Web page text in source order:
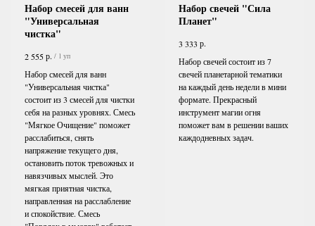
Набор смесей для ванн
"Универсальная
чистка"
2 555р. / 1 уп
Набор смесей для ванн
"Универсальная чистка"
состоит из 3 смесей для чистки
себя на разных уровнях. Смесь
"Мягкое Очищение" поможет
расслабиться, снять
напряжение текущего дня,
остановить поток тревожных и
навязчивых мыслей. Это
мягкая приятная чистка,
направленная на расслабление
и спокойствие. Смесь
Набор свечей "Сила
Планет"
3 333 р.
Набор свечей состоит из 7
свечей планетарной тематики
на каждый день недели в мини
формате. Прекрасный
инструмент магии огня
поможет вам в решении ваших
каждодневных задач.